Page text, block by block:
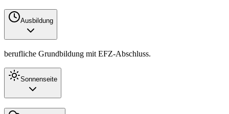
Ausbildung
berufliche Grundbildung mit EFZ-Abschluss.
Sonnenseite